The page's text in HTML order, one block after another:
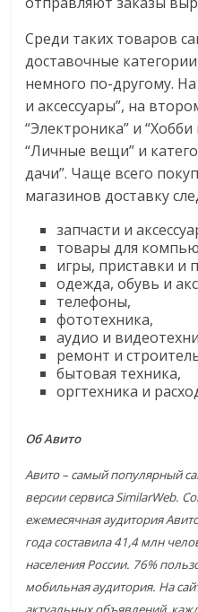
Среди таких товаров
доставочные
немного по-другому.
и аксессуары”, на
“Электроника” и
“Личные вещи” и
дачи”. Чаще всего
магазинов доставку
запчасти и
товары для
игры, приставки и
одежда, обувь и
телефоны,
фототехника,
аудио и
ремонт и
бытовая техника,
оргтехника и
Об Авито
Авито – самый популярный
версии сервиса SimilarWeb.
ежемесячная аудитория
года составила 41,4 млн
населения России. 76%
мобильная аудитория. На